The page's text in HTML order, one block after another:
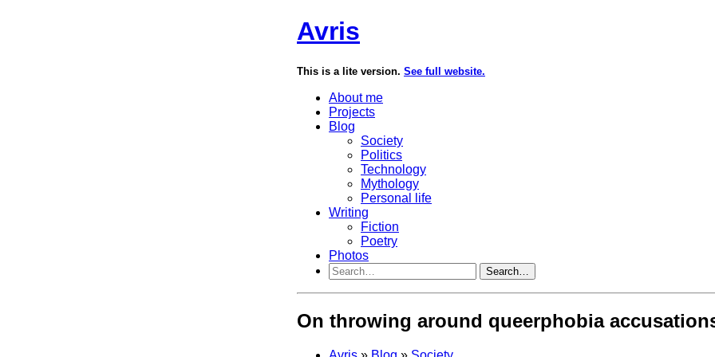
Avris
This is a lite version. See full website.
About me
Projects
Blog
Society
Politics
Technology
Mythology
Personal life
Writing
Fiction
Poetry
Photos
Search…
On throwing around queerphobia